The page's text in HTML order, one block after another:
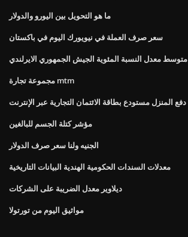
ما هو التحويل بين اليورو والدولار
سعر صرف العملة في نيويورك اليوم في باكستان
متوسط ​​معدل النسبة المئوية الجيش الجمهوري الايرلندي
مجموعة تجارة mtm
دفع المنزل مستودع بطاقة الائتمان التجارية عبر الإنترنت
مؤشر كتلة الجسم للبالغين
الجنيه ولنا سعر صرف الدولار
معدلات السندات الحكومية الهندية البيانات التاريخية
ديلاوير معدل الضريبة على الشركات
مواثيق اليوم من تورتولا